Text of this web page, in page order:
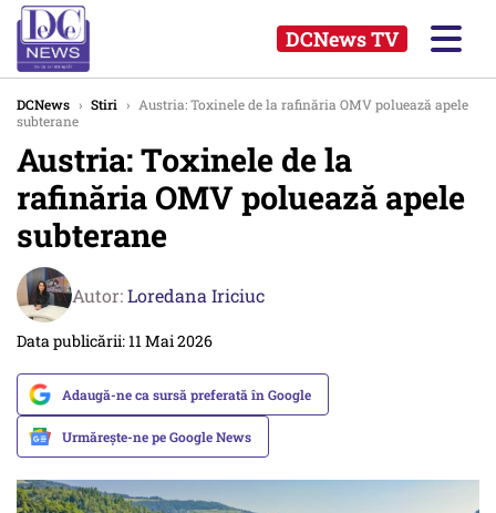
DCNews TV
DCNews › Stiri › Austria: Toxinele de la rafinăria OMV poluează apele
subterane
Austria: Toxinele de la
rafinăria OMV poluează apele
subterane
Autor:Loredana Iriciuc
Data publicării: 11 Mai 2026
Adaugă-ne ca sursă preferată în Google
Urmărește-ne pe Google News